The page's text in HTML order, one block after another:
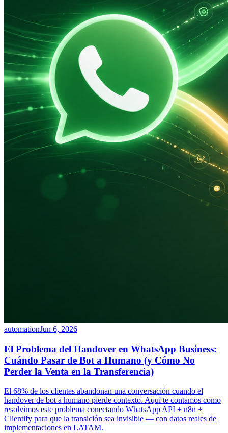
automationJun 6, 2026
El Problema del Handover en WhatsApp Business:
Cuándo Pasar de Bot a Humano (y Cómo No
Perder la Venta en la Transferencia)
El 68% de los clientes abandonan una conversación cuando el
handover de bot a humano pierde contexto. Aquí te contamos cómo
resolvimos este problema conectando WhatsApp API + n8n +
Clientify para que la transición sea invisible — con datos reales de
implementaciones en LATAM.